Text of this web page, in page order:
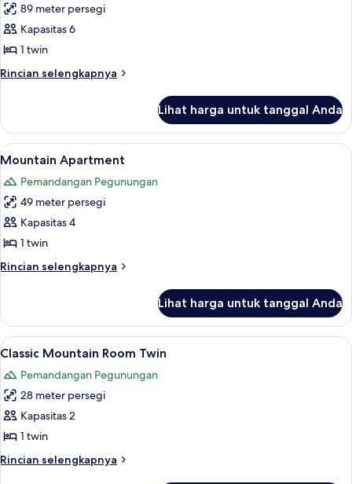
untuk
Signature
Family
Ocean
Suite
89 meter persegi
Kapasitas 6
1 twin
Rincian selengkapnya
Rincian
Signature
Family
Ocean
Lihat harga untuk tanggal Anda
Lihat
semua
foto
untuk
Mountain
Apartment
Mountain Apartment |
14
Mountain Apartment
Pemandangan Pegunungan
49 meter persegi
Kapasitas 4
1 twin
Rincian selengkapnya
Rincian
Mountain
Apartment
Lihat harga untuk tanggal Anda
Lihat
semua
foto
untuk
Classic
Mountain
Room
Twin
12
Classic Mountain Room Twin
Pemandangan Pegunungan
28 meter persegi
Kapasitas 2
1 twin
Rincian selengkapnya
Rincian